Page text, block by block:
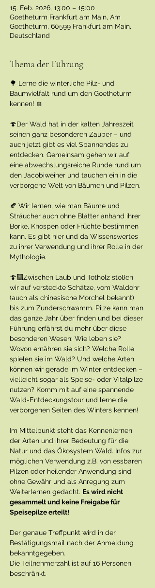
15. Feb. 2026, 13:00 – 15:00
Goetheturm Frankfurt am Main, Am
Goetheturm, 60599 Frankfurt am Main,
Deutschland
Thema der Führung
🌳 Lerne die winterliche Pilz- und
Baumvielfalt rund um den Goetheturm
kennen! ❄️
🍄Der Wald hat in der kalten Jahreszeit
seinen ganz besonderen Zauber – und
auch jetzt gibt es viel Spannendes zu
entdecken. Gemeinsam gehen wir auf
eine abwechslungsreiche Runde rund um
den Jacobiweiher und tauchen ein in die
verborgene Welt von Bäumen und Pilzen.
🍂 Wir lernen, wie man Bäume und
Sträucher auch ohne Blätter anhand ihrer
Borke, Knospen oder Früchte bestimmen
kann. Es gibt hier und da Wissenswertes
zu ihrer Verwendung und ihrer Rolle in der
Mythologie.
🍄‍🟫Zwischen Laub und Totholz stoßen
wir auf versteckte Schätze, vom Waldohr
(auch als chinesische Morchel bekannt)
bis zum Zunderschwamm. Pilze kann man
das ganze Jahr über finden und bei dieser
Führung erfährst du mehr über diese
besonderen Wesen: Wie leben sie?
Wovon ernähren sie sich? Welche Rolle
spielen sie im Wald? Und welche Arten
können wir gerade im Winter entdecken –
vielleicht sogar als Speise- oder Vitalpilze
nutzen? Komm mit auf eine spannende
Wald-Entdeckungstour und lerne die
verborgenen Seiten des Winters kennen!
Im Mittelpunkt steht das Kennenlernen
der Arten und ihrer Bedeutung für die
Natur und das Ökosystem Wald. Infos zur
möglichen Verwendung z.B. von essbaren
Pilzen oder heilender Anwendung sind
ohne Gewähr und als Anregung zum
Weiterlernen gedacht. Es wird nicht
gesammelt und keine Freigabe für
Speisepilze erteilt!
Der genaue Treffpunkt wird in der
Bestätigungsmail nach der Anmeldung
bekanntgegeben.
Die Teilnehmerzahl ist auf 16 Personen
beschränkt.